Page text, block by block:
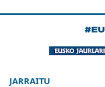
JARRAITU